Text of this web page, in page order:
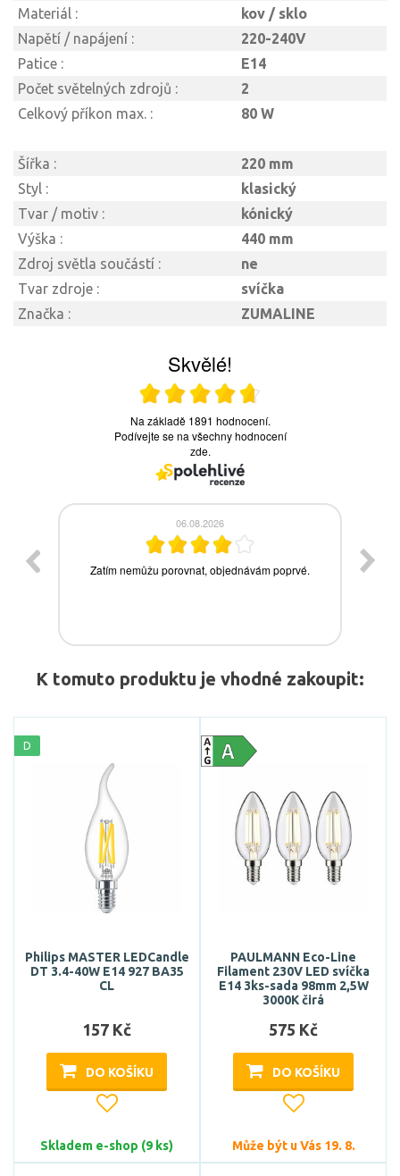
Materiál :
kov / sklo
Napětí / napájení :
220-240V
Patice :
E14
Počet světelných zdrojů :
2
Celkový příkon max. :
80 W
Šířka :
220 mm
Styl :
klasický
Tvar / motiv :
kónický
Výška :
440 mm
Zdroj světla součástí :
ne
Tvar zdroje :
svíčka
Značka :
ZUMALINE
K tomuto produktu je vhodné zakoupit:
D
Philips MASTER LEDCandle
DT 3.4-40W E14 927 BA35
CL
157 Kč
DO KOŠÍKU
Skladem e-shop (9 ks)
PAULMANN Eco-Line
Filament 230V LED svíčka
E14 3ks-sada 98mm 2,5W
3000K čirá
575 Kč
DO KOŠÍKU
Může být u Vás 19. 8.